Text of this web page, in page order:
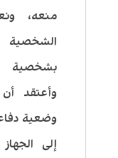
منعه،
بشخصية
وأعتقد
وضعية